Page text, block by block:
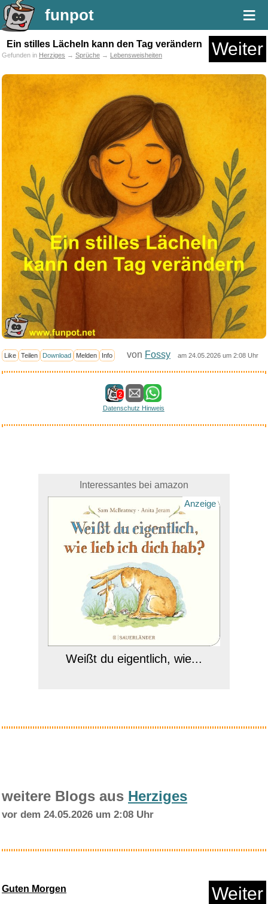
funpot ≡
Ein stilles Lächeln kann den Tag verändern Weiter
Gefunden in Herziges → Sprüche → Lebensweisheiten
Like Teilen Download Melden Info von Fossy am 24.05.2026 um 2:08 Uhr
2
Datenschutz Hinweis
Interessantes bei amazon
Anzeige
Weißt du eigentlich, wie...
weitere Blogs aus Herziges
vor dem 24.05.2026 um 2:08 Uhr
Guten Morgen Weiter